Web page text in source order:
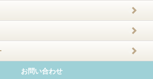
お問い合わせ